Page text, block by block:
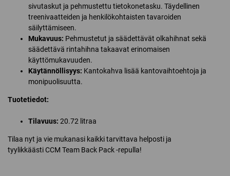
sivutaskut ja pehmustettu tietokonetasku. Täydellinen
treenivaatteiden ja henkilökohtaisten tavaroiden
säilyttämiseen.
Mukavuus: Pehmustetut ja säädettävät olkahihnat sekä
säädettävä rintahihna takaavat erinomaisen
käyttömukavuuden.
Käytännöllisyys: Kantokahva lisää kantovaihtoehtoja ja
monipuolisuutta.
Tuotetiedot:
Tilavuus: 20.72 litraa
Tilaa nyt ja vie mukanasi kaikki tarvittava helposti ja
tyylikkäästi CCM Team Back Pack -repulla!